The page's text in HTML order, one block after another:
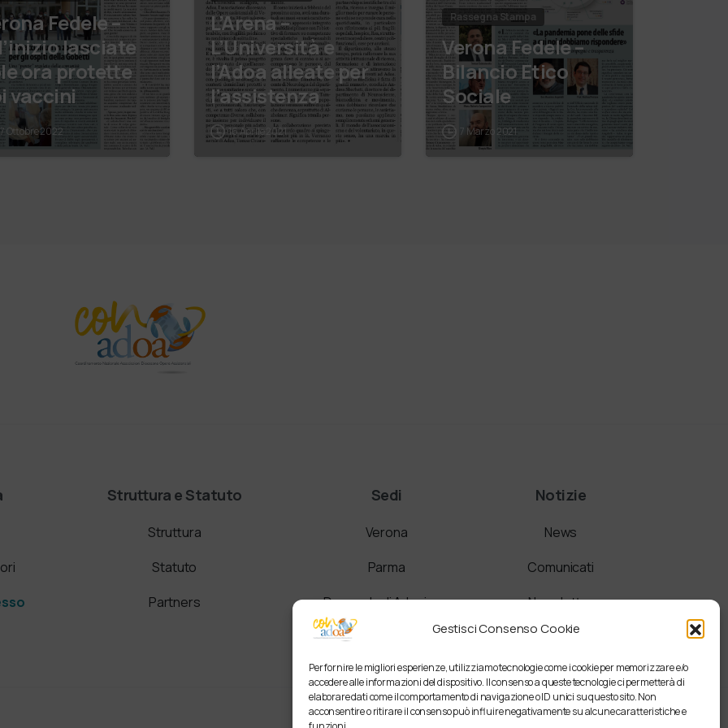
Gestisci Consenso Cookie
Per fornire le migliori esperienze, utilizziamo tecnologie come i cookie per memorizzare e/o
accedere alle informazioni del dispositivo. Il consenso a queste tecnologie ci permetterà di
elaborare dati come il comportamento di navigazione o ID unici su questo sito. Non
acconsentire o ritirare il consenso può influire negativamente su alcune caratteristiche e
Fedele –
lasciate
ora protette
vaccini
Ottobre 2022
L’Arena –
L’Università e
l’Adoa alleate per
l’assistenza
16 Aprile 2021
Rassegna Stampa
Verona Fedele –
Bilancio Etico
Sociale
7 Marzo 2021
Struttura e Statuto
Struttura
Statuto
Partners
Sedi
Verona
Parma
Domanda di Adesione
Notizie
News
Comunicati
Newsletter